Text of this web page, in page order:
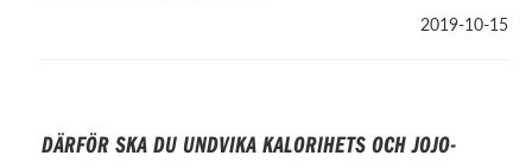
2019-10-15
DÄRFÖR SKA DU UNDVIKA KALORIHETS OCH JOJO-